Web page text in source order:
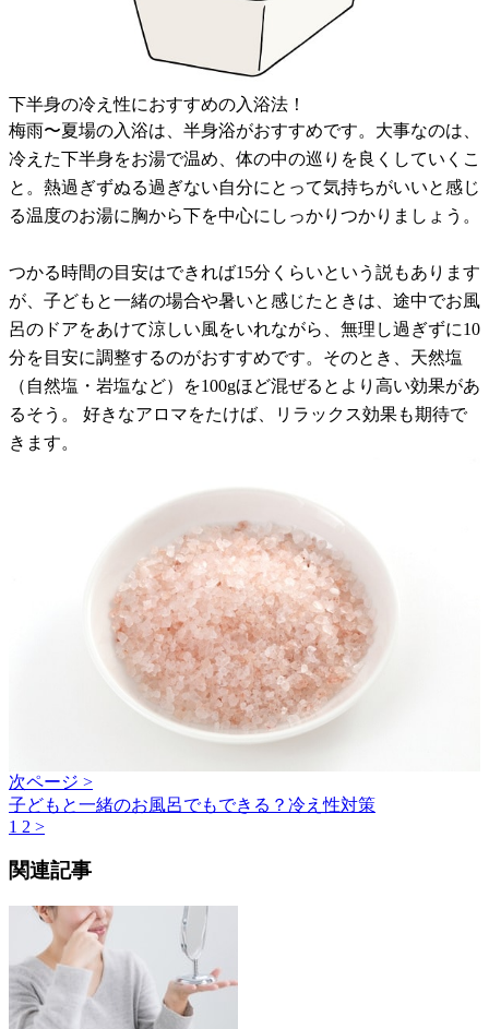
下半身の冷え性におすすめの入浴法！
梅雨〜夏場の入浴は、半身浴がおすすめです。大事なのは、
冷えた下半身をお湯で温め、体の中の巡りを良くしていくこ
と。熱過ぎずぬる過ぎない自分にとって気持ちがいいと感じ
る温度のお湯に胸から下を中心にしっかりつかりましょう。
つかる時間の目安はできれば15分くらいという説もあります
が、子どもと一緒の場合や暑いと感じたときは、途中でお風
呂のドアをあけて涼しい風をいれながら、無理し過ぎずに10
分を目安に調整するのがおすすめです。そのとき、天然塩
（自然塩・岩塩など）を100gほど混ぜるとより高い効果があ
るそう。 好きなアロマをたけば、リラックス効果も期待で
きます。
次ページ >
子どもと一緒のお風呂でもできる？冷え性対策
1 2 >
関連記事